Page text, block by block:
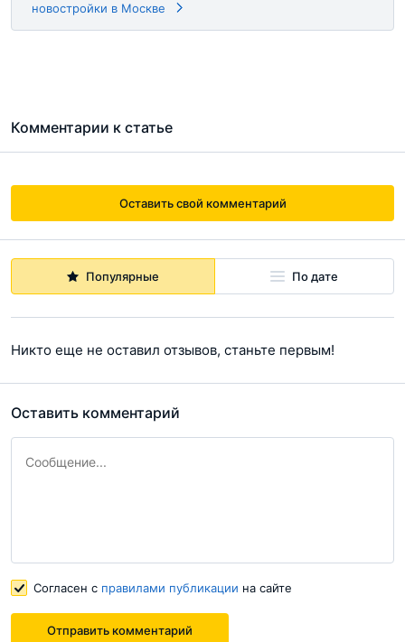
новостройки в Москве
Комментарии к статье
Оставить свой комментарий
Популярные По дате
Никто еще не оставил отзывов, станьте первым!
Оставить комментарий
Согласен с правилами публикации на сайте
Отправить комментарий